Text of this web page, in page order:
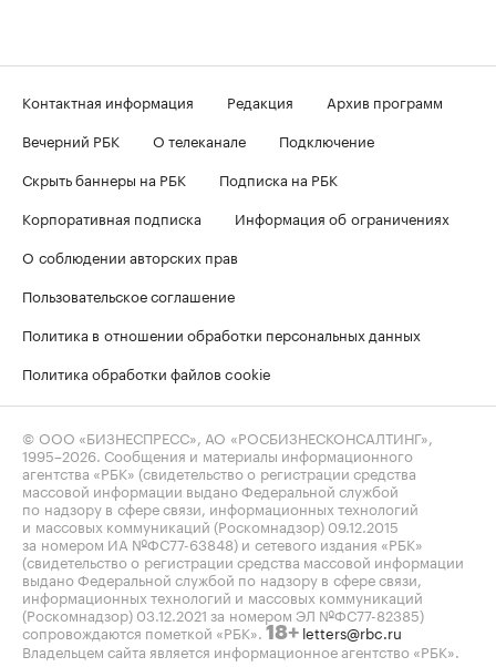
Контактная информация Редакция
Архив программ
Вечерний РБК
О телеканале
Подключение
Скрыть баннеры на РБК
Подписка на РБК
Корпоративная подписка
Информация об ограничениях
О соблюдении авторских прав
Пользовательское соглашение
Политика в отношении обработки персональных данных
Политика обработки файлов cookie
© ООО «БИЗНЕСПРЕСС», АО «РОСБИЗНЕСКОНСАЛТИНГ»,
1995–2026 . Сообщения и материалы информационного
агентства «РБК» (свидетельство о регистрации средства
массовой информации выдано Федеральной службой
по надзору в сфере связи, информационных технологий
и массовых коммуникаций (Роскомнадзор) 09.12.2015
за номером ИА №ФС77-63848) и сетевого издания «РБК»
(свидетельство о регистрации средства массовой информации
выдано Федеральной службой по надзору в сфере связи,
информационных технологий и массовых коммуникаций
(Роскомнадзор) 03.12.2021 за номером ЭЛ №ФС77-82385)
сопровождаются пометкой «РБК». 18+ letters@rbc.ru
Владельцем сайта является информационное агентство «РБК».